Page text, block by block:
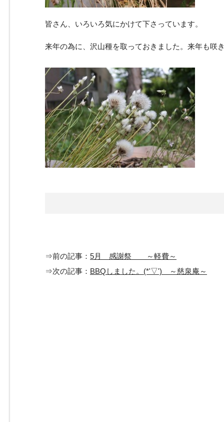
皆さん、いろいろ気にかけて下さっています。
来年の為に、沢山種を取っておきました。来年も咲
⇒前の記事： 5月 感謝祭 ～軽費～
⇒次の記事： BBQしました。(*'▽') ～慈泉庵～